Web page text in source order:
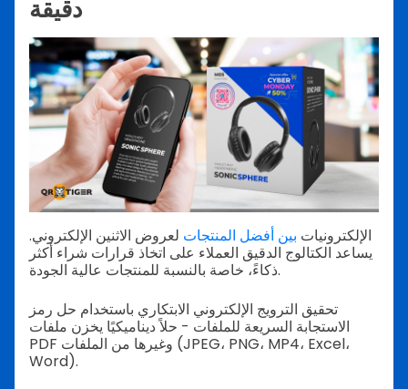
دقيقة
الإلكترونيات بين أفضل المنتجات لعروض الاثنين الإلكتروني.
يساعد الكتالوج الدقيق العملاء على اتخاذ قرارات شراء أكثر
ذكاءً، خاصة بالنسبة للمنتجات عالية الجودة.
تحقيق الترويج الإلكتروني الابتكاري باستخدام حل رمز
الاستجابة السريعة للملفات - حلاً ديناميكيًا يخزن ملفات
PDF وغيرها من الملفات (JPEG، PNG، MP4، Excel،
Word).